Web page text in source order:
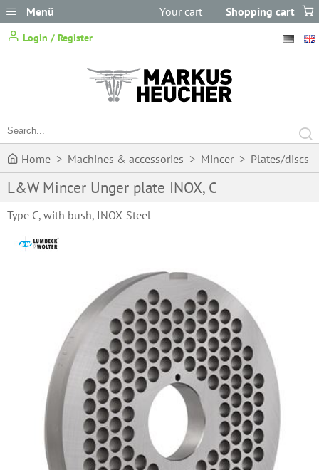
Menü
Login / Register
Shopping cart
Your cart
contain any items.
Home > Machines & accessories > Mincer > Plates/discs
>L&W Mincer Unger plate INOX, C
L&W Mincer Unger plate INOX, C
Type C, with bush, INOX-Steel